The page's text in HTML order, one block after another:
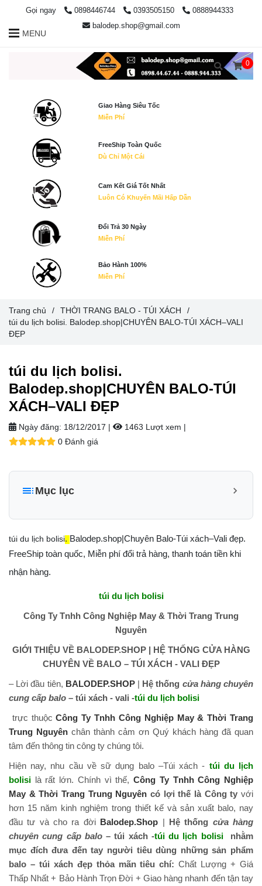
túi du lịch bolisi.
Balodep.shop|CHUYÊN BALO-TÚI
XÁCH–VALI ĐẸP
Ngày đăng: 18/12/2017 | 1463 Lượt xem |
0 Đánh giá
Mục lục
DANH MỤC SẢN PHẨM
+ Mua lẻ hoặc làm Nhà phân phối/Đại lý bán hàng nhãn
hiệu TN Bags & Xbags:
5 cái]
+ May Balo–Túi xách–Đồng phục theo yêu cầu:
túi du lịch bolisi. Balodep.shop|Chuyên Balo-Túi xách–Vali đẹp.
FreeShip toàn quốc, Miễn phí đổi trả hàng, thanh toán tiền khi
nhận hàng.
túi du lịch bolisi
Công Ty Tnhh Công Nghiệp May & Thời Trang Trung
Nguyên
GIỚI THIỆU VỀ BALODEP.SHOP | HỆ THỐNG CỬA HÀNG
CHUYÊN VỀ BALO – TÚI XÁCH - VALI ĐẸP
– Lời đầu tiên, BALODEP.SHOP | Hệ thống cửa hàng chuyên
cung cấp balo – túi xách - vali -túi du lịch bolisi
trực thuộcCông Ty Tnhh Công Nghiệp May & Thời Trang
Trung Nguyên chân thành cảm ơn Quý khách hàng đã quan
tâm đến thông tin công ty chúng tôi.
Hiện nay, nhu cầu về sữ dụng balo –Túi xách - túi du lịch
bolisi là rất lớn. Chính vì thế,Công Ty Tnhh Công Nghiệp
May & Thời Trang Trung Nguyên có lợi thế là Công tyvới
hơn 15 năm kinh nghiệm trong thiết kế và sản xuất balo, nay
đầu tư và cho ra đời Balodep.Shop | Hệ thống cửa hàng
chuyên cung cấp balo– túi xách -túi du lịch bolisi
nhằm
mục đích đưa đến tay người tiêu dùng những sản phẩm
balo – túi xách đẹp thỏa mãn tiêu chí:Chất Lượng + Giá
Thấp Nhất + Bảo Hành Trọn Đời + Giao hàng nhanh đến tận tay
Trang chủ / THỜI TRANG BALO - TÚI XÁCH
/
túi du lịch bolisi. Balodep.shop|CHUYÊN BALO-TÚI XÁCH–VALI
ĐẸP
Gọi ngay 0898446744 0393505150
0888944333
balodep.shop@gmail.com
MENU
0
Giao Hàng Siêu Tốc
Miễn Phí
FreeShip Toàn Quốc
Dù Chỉ Một Cái
Cam Kết Giá Tốt Nhất
Luôn Có Khuyến Mãi Hấp Dẫn
Đổi Trả 30 Ngày
Miễn Phí
Bảo Hành 100%
Miễn Phí